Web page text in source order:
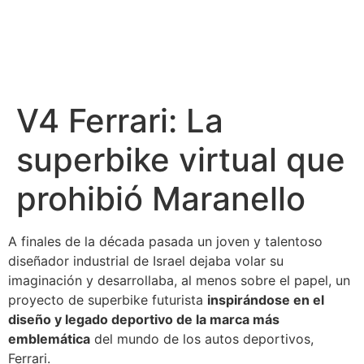
V4 Ferrari: La
superbike virtual que
prohibió Maranello
A finales de la década pasada un joven y talentoso
diseñador industrial de Israel dejaba volar su
imaginación y desarrollaba, al menos sobre el papel, un
proyecto de superbike futurista inspirándose en el
diseño y legado deportivo de la marca más
emblemática del mundo de los autos deportivos,
Ferrari.